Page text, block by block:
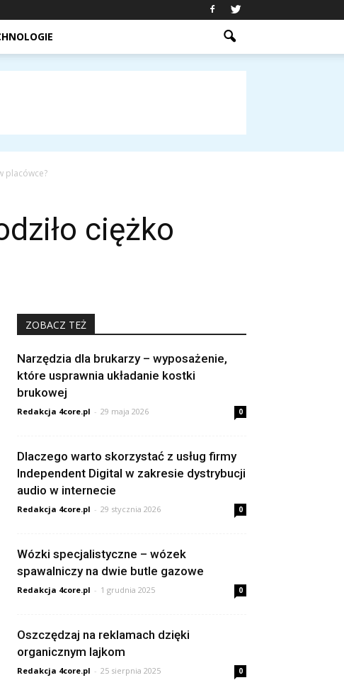
placówce?
ciężko
ZOBACZ TEŻ
Narzędzia dla brukarzy – wyposażenie,
które usprawnia układanie kostki
brukowej
Redakcja 4core.pl - 29 maja 2026 0
Dlaczego warto skorzystać z usług firmy
Independent Digital w zakresie dystrybucji
audio w internecie
Redakcja 4core.pl - 29 stycznia 2026 0
Wózki specjalistyczne – wózek
spawalniczy na dwie butle gazowe
Redakcja 4core.pl - 1 grudnia 2025 0
Oszczędzaj na reklamach dzięki
organicznym lajkom
Redakcja 4core.pl - 25 sierpnia 2025 0